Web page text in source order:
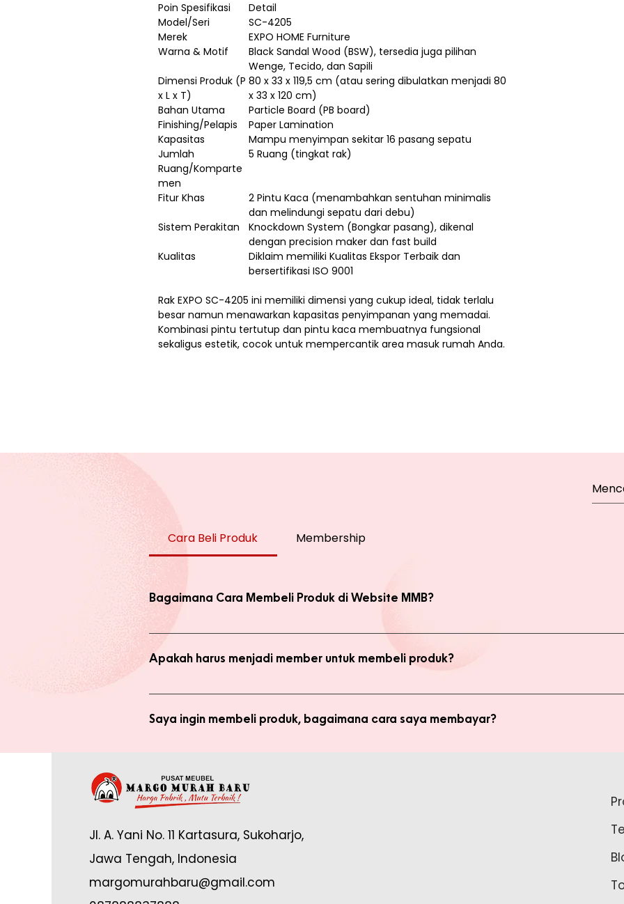
Poin Spesifikasi
Detail
Model/Seri
SC-4205
Merek
EXPO HOME Furniture
Warna & Motif
Black Sandal Wood (BSW), tersedia juga pilihan
Wenge, Tecido, dan Sapili
Dimensi Produk (P
x L x T)
80 x 33 x 119,5 cm (atau sering dibulatkan menjadi 80
x 33 x 120 cm)
Bahan Utama
Particle Board (PB board)
Finishing/Pelapis
Paper Lamination
Kapasitas
Mampu menyimpan sekitar 16 pasang sepatu
Jumlah
Ruang/Komparte
men
5 Ruang (tingkat rak)
Fitur Khas
2 Pintu Kaca (menambahkan sentuhan minimalis
dan melindungi sepatu dari debu)
Sistem Perakitan
Knockdown System (Bongkar pasang), dikenal
dengan precision maker dan fast build
Kualitas
Diklaim memiliki Kualitas Ekspor Terbaik dan
bersertifikasi ISO 9001
Rak EXPO SC-4205 ini memiliki dimensi yang cukup ideal, tidak terlalu
besar namun menawarkan kapasitas penyimpanan yang memadai.
Kombinasi pintu tertutup dan pintu kaca membuatnya fungsional
sekaligus estetik, cocok untuk mempercantik area masuk rumah Anda.
Cara Beli Produk Membership
Bagaimana Cara Membeli Produk di Website MMB?
Ada 2 jenis produk yang ada di website, yaitu produk Member dan Non Member. Anda bisa melakukan
Apakah harus menjadi member untuk membeli produk?
Anda tidak perlu bergabung menjadi member untuk membeli produk MMB. Tetapi ada keuntungan
Saya ingin membeli produk, bagaimana cara saya membayar?
yang tertulis dan konfirmasikan kepada Admin.
Saya sudah jadi member tapi tidak bisa login ke Produk Member, apa yang harus saya
Admin di: https://wa.me/6287888837888 Tunggu waktu 24-48 jam untuk proses pembaruan data
Jl. A. Yani No. 11 Kartasura, Sukoharjo,
Jawa Tengah, Indonesia
margomurahbaru@gmail.com